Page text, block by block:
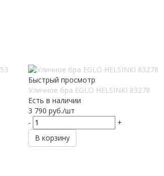
Быстрый просмотр
Уличное бра EGLO HELSINKI 83278
Есть в наличии
3 790 руб./шт
-
+
В корзину